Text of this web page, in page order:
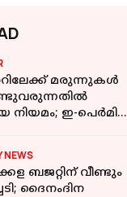
മരുന്നുകൾ
നിയമം; ഇ-പെർമിറ്റ്
NEWS
ബജറ്റിന് വീണ്ടും
ദൈനംദിന